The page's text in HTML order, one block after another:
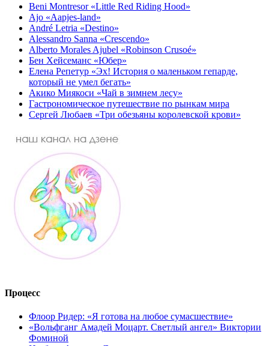
Beni Montresor «Little Red Riding Hood»
Ajo «Aapjes-land»
André Letria «Destino»
Alessandro Sanna «Crescendo»
Alberto Morales Ajubel «Robinson Crusoé»
Бен Хейсеманс «Юбер»
Елена Репетур «Эх! История о маленьком гепарде,
который не умел бегать»
Акико Миякоси «Чай в зимнем лесу»
Гастрономическое путешествие по рынкам мира
Сергей Любаев «Три обезьяны королевской крови»
Процесс
Флоор Ридер: «Я готова на любое сумасшествие»
«Вольфганг Амадей Моцарт. Светлый ангел» Виктории
Фоминой